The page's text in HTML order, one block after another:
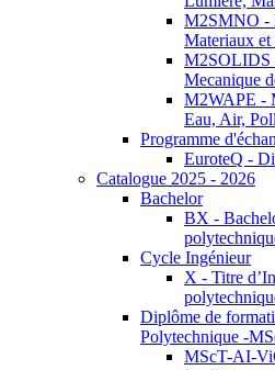
M2SMNO -
Materiaux et
M2SOLIDS
Mecanique
M2WAPE -
Eau, Air,
Programme
EuroteQ -
Catalogue 2025 - 2026
Bachelor
BX -
Cycle Ingénieur
X - Titre
Diplôme de
Polytechnique -
MScT-AI-